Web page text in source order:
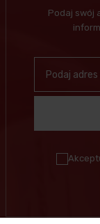
Podaj swój